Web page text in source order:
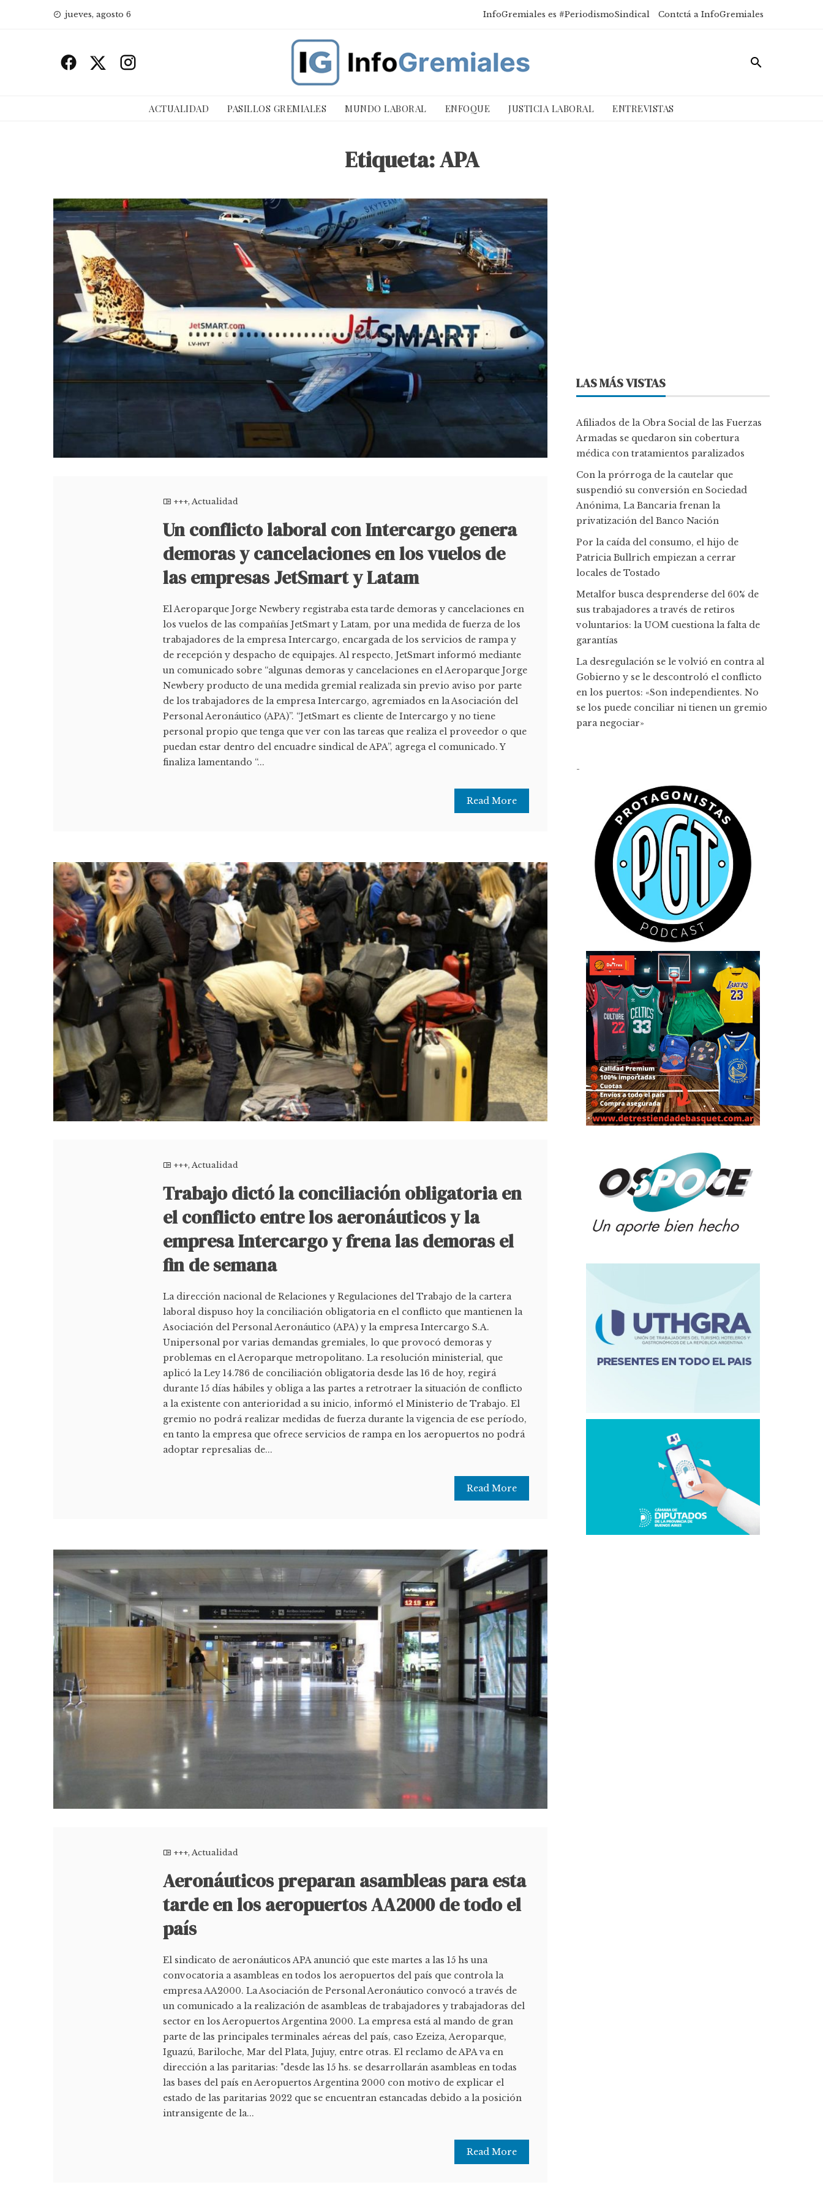
jueves, agosto 6 InfoGremiales es #PeriodismoSindical Contctá a InfoGremiales
ACTUALIDAD PASILLOS GREMIALES MUNDO LABORAL ENFOQUE JUSTICIA LABORAL ENTREVISTAS
Etiqueta:APA
+++,Actualidad
Un conflicto laboral con Intercargo genera
demoras y cancelaciones en los vuelos de
las empresas JetSmart y Latam
El Aeroparque Jorge Newbery registraba esta tarde demoras y cancelaciones en
los vuelos de las compañías JetSmart y Latam, por una medida de fuerza de los
trabajadores de la empresa Intercargo, encargada de los servicios de rampa y
de recepción y despacho de equipajes. Al respecto, JetSmart informó mediante
un comunicado sobre “algunas demoras y cancelaciones en el Aeroparque Jorge
Newbery producto de una medida gremial realizada sin previo aviso por parte
de los trabajadores de la empresa Intercargo, agremiados en la Asociación del
Personal Aeronáutico (APA)”. “JetSmart es cliente de Intercargo y no tiene
personal propio que tenga que ver con las tareas que realiza el proveedor o que
puedan estar dentro del encuadre sindical de APA”, agrega el comunicado. Y
finaliza lamentando “...
Read More
+++,Actualidad
Trabajo dictó la conciliación obligatoria en
el conflicto entre los aeronáuticos y la
empresa Intercargo y frena las demoras el
fin de semana
La dirección nacional de Relaciones y Regulaciones del Trabajo de la cartera
laboral dispuso hoy la conciliación obligatoria en el conflicto que mantienen la
Asociación del Personal Aeronáutico (APA) y la empresa Intercargo S.A.
Unipersonal por varias demandas gremiales, lo que provocó demoras y
problemas en el Aeroparque metropolitano. La resolución ministerial, que
aplicó la Ley 14.786 de conciliación obligatoria desde las 16 de hoy, regirá
durante 15 días hábiles y obliga a las partes a retrotraer la situación de conflicto
a la existente con anterioridad a su inicio, informó el Ministerio de Trabajo. El
gremio no podrá realizar medidas de fuerza durante la vigencia de ese período,
en tanto la empresa que ofrece servicios de rampa en los aeropuertos no podrá
adoptar represalias de...
Read More
+++,Actualidad
Aeronáuticos preparan asambleas para esta
tarde en los aeropuertos AA2000 de todo el
país
El sindicato de aeronáuticos APA anunció que este martes a las 15 hs una
convocatoria a asambleas en todos los aeropuertos del país que controla la
empresa AA2000. La Asociación de Personal Aeronáutico convocó a través de
un comunicado a la realización de asambleas de trabajadores y trabajadoras del
sector en los Aeropuertos Argentina 2000. La empresa está al mando de gran
parte de las principales terminales aéreas del país, caso Ezeiza, Aeroparque,
Iguazú, Bariloche, Mar del Plata, Jujuy, entre otras. El reclamo de APA va en
dirección a las paritarias: "desde las 15 hs. se desarrollarán asambleas en todas
las bases del país en Aeropuertos Argentina 2000 con motivo de explicar el
estado de las paritarias 2022 que se encuentran estancadas debido a la posición
intransigente de la...
Read More
LAS MÁS VISTAS
Afiliados de la Obra Social de las Fuerzas
Armadas se quedaron sin cobertura
médica con tratamientos paralizados
Con la prórroga de la cautelar que
suspendió su conversión en Sociedad
Anónima, La Bancaria frenan la
privatización del Banco Nación
Por la caída del consumo, el hijo de
Patricia Bullrich empiezan a cerrar
locales de Tostado
Metalfor busca desprenderse del 60% de
sus trabajadores a través de retiros
voluntarios: la UOM cuestiona la falta de
garantías
La desregulación se le volvió en contra al
Gobierno y se le descontroló el conflicto
en los puertos: «Son independientes. No
se los puede conciliar ni tienen un gremio
para negociar»
-